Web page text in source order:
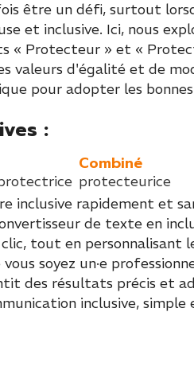
être un défi, surtout
et inclusive. Ici, nous
« Protecteur » et «
valeurs d'égalité et de
pour adopter les
:
Combiné
protecteurice
inclusive rapidement et
de texte en
tout en personnalisant
soyez un·e
des résultats précis et
inclusive,